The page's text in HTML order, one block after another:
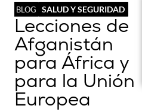
BLOG SALUD Y SEGURIDAD
Lecciones de
Afganistán
para África y
para la Unión
Europea